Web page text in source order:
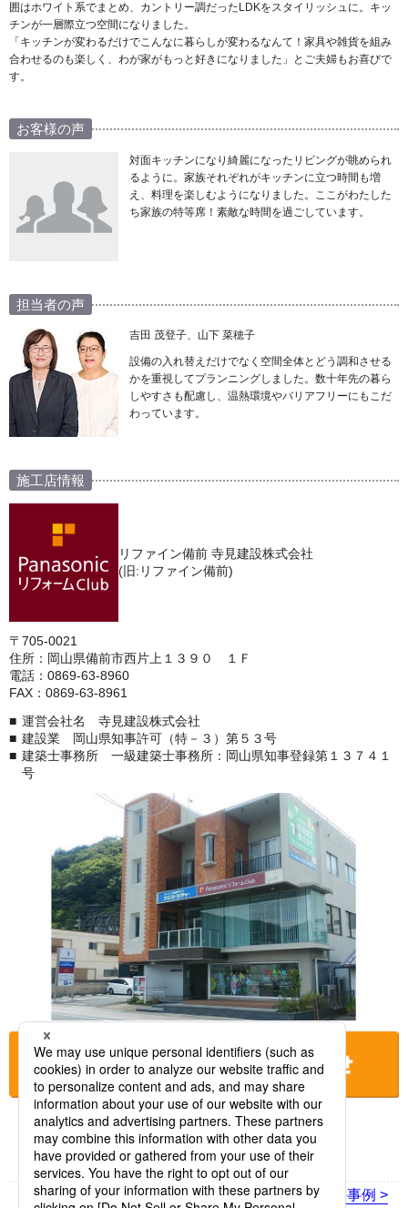
囲はホワイト系でまとめ、カントリー調だったLDKをスタイリッシュに。キッ
チンが一層際立つ空間になりました。
「キッチンが変わるだけでこんなに暮らしが変わるなんて！家具や雑貨を組み
合わせるのも楽しく、わが家がもっと好きになりました」とご夫婦もお喜びで
す。
お客様の声
対面キッチンになり綺麗になったリビングが眺められ
るように。家族それぞれがキッチンに立つ時間も増
え、料理を楽しむようになりました。ここがわたした
ち家族の特等席！素敵な時間を過ごしています。
担当者の声
吉田 茂登子、山下 菜穂子
設備の入れ替えだけでなく空間全体とどう調和させる
かを重視してプランニングしました。数十年先の暮ら
しやすさも配慮し、温熱環境やバリアフリーにもこだ
わっています。
施工店情報
リファイン備前 寺見建設株式会社
(旧:リファイン備前)
〒705-0021
住所：岡山県備前市西片上１３９０ １Ｆ
電話：0869-63-8960
FAX：0869-63-8961
運営会社名 寺見建設株式会社
建設業 岡山県知事許可（特－３）第５３号
建築士事務所 一級建築士事務所：岡山県知事登録第１３７４１
号
お店に電話をする
< 前の事例 次の事例 >